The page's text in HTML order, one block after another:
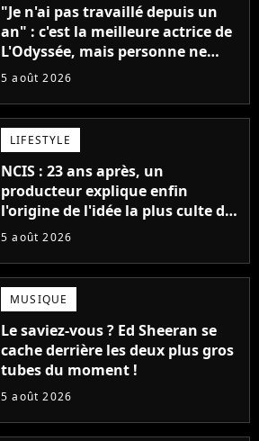
"Je n'ai pas travaillé depuis un
an" : c'est la meilleure actrice de
L'Odyssée, mais personne ne
veut lui donner de rôle au
5 août 2026
LIFESTYLE
NCIS : 23 ans après, un
producteur explique enfin
l'origine de l'idée la plus culte de
la série (et on ne parle pas du
5 août 2026
MUSIQUE
Le saviez-vous ? Ed Sheeran se
cache derrière les deux plus gros
tubes du moment !
5 août 2026